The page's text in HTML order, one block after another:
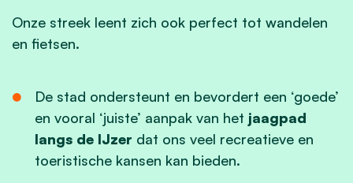
Onze streek leent zich ook perfect tot wandelen
en fietsen.
De stad ondersteunt en bevordert een ‘goede’
en vooral ‘juiste’ aanpak van het jaagpad
langs de IJzer dat ons veel recreatieve en
toeristische kansen kan bieden.